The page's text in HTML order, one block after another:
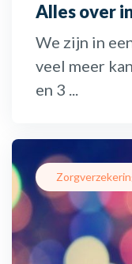
Alles over
We zijn in
veel meer
en 3 ...